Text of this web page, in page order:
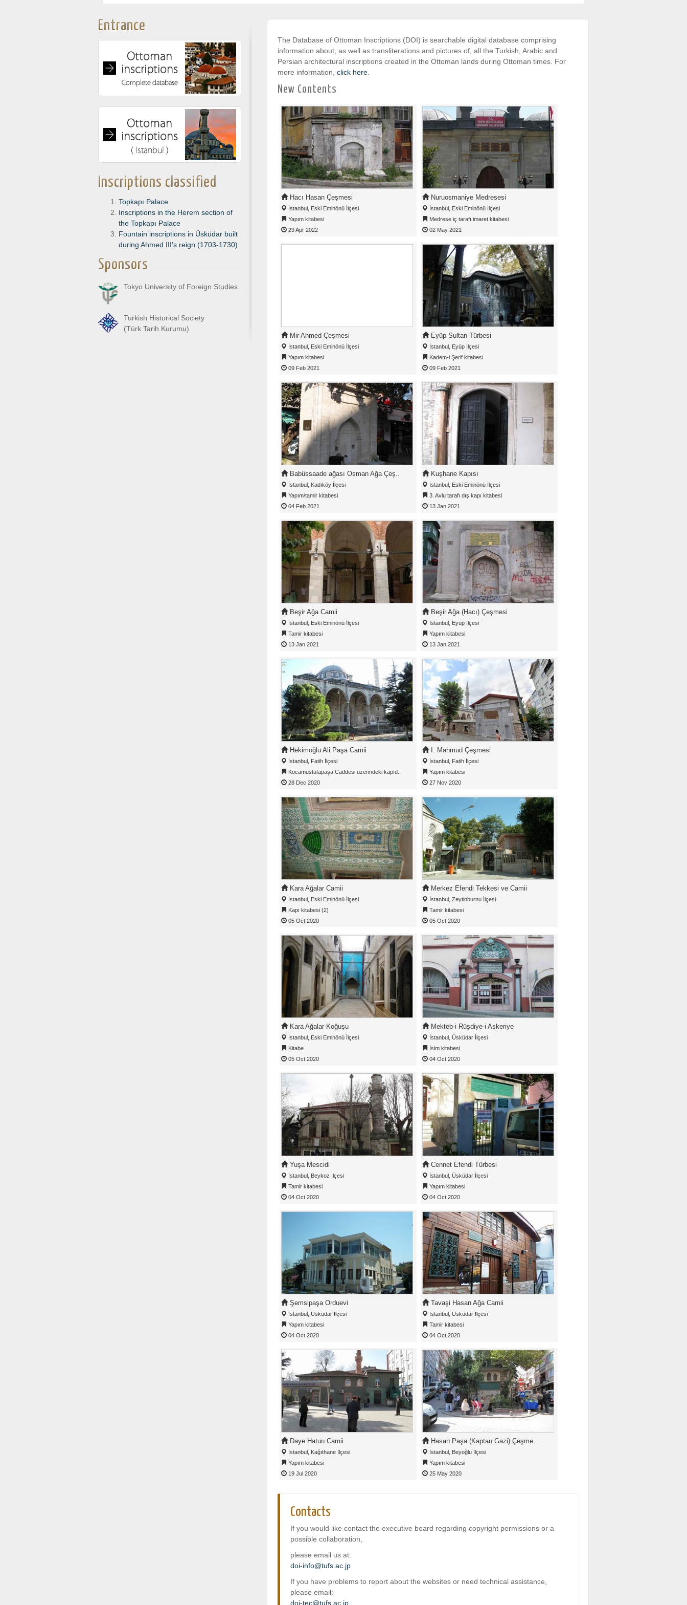
Entrance
Inscriptions classified
Topkapı Palace
Inscriptions in the Herem section of
the Topkapı Palace
Fountain inscriptions in Üsküdar built
during Ahmed III's reign (1703-1730)
Sponsors
Tokyo University of Foreign Studies
Turkish Historical Society
(Türk Tarih Kurumu)
The Database of Ottoman Inscriptions (DOI) is searchable digital database comprising
information about, as well as transliterations and pictures of, all the Turkish, Arabic and
Persian architectural inscriptions created in the Ottoman lands during Ottoman times. For
more information, click here
New Contents
Hacı Hasan Çeşmesi
İstanbul, Eski Eminönü İlçesi
Yapım kitabesi
29 Apr 2022
Nuruosmaniye Medresesi
İstanbul, Eski Eminönü İlçesi
Medrese iç tarafı imaret kitabesi
02 May 2021
Mir Ahmed Çeşmesi
İstanbul, Eski Eminönü İlçesi
Yapım kitabesi
09 Feb 2021
Eyüp Sultan Türbesi
İstanbul, Eyüp İlçesi
Kadem-i Şerif kitabesi
09 Feb 2021
Babüssaade ağası Osman Ağa Çeş..
İstanbul, Kadıköy İlçesi
Yapım/tamir kitabesi
04 Feb 2021
Kuşhane Kapısı
İstanbul, Eski Eminönü İlçesi
3. Avlu tarafı dış kapı kitabesi
13 Jan 2021
Beşir Ağa Camii
İstanbul, Eski Eminönü İlçesi
Tamir kitabesi
13 Jan 2021
Beşir Ağa (Hacı) Çeşmesi
İstanbul, Eyüp İlçesi
Yapım kitabesi
13 Jan 2021
Hekimoğlu Ali Paşa Camii
İstanbul, Fatih İlçesi
Kocamustafapaşa Caddesi üzerindeki kapıd..
28 Dec 2020
I. Mahmud Çeşmesi
İstanbul, Fatih İlçesi
Yapım kitabesi
27 Nov 2020
Kara Ağalar Camii
İstanbul, Eski Eminönü İlçesi
Kapı kitabesi (2)
05 Oct 2020
Merkez Efendi Tekkesi ve Camii
İstanbul, Zeytinburnu İlçesi
Tamir kitabesi
05 Oct 2020
Kara Ağalar Koğuşu
İstanbul, Eski Eminönü İlçesi
Kitabe
05 Oct 2020
Mekteb-i Rüşdiye-i Askeriye
İstanbul, Üsküdar İlçesi
İsim kitabesi
04 Oct 2020
Yuşa Mescidi
İstanbul, Beykoz İlçesi
Tamir kitabesi
04 Oct 2020
Cennet Efendi Türbesi
İstanbul, Üsküdar İlçesi
Yapım kitabesi
04 Oct 2020
Şemsipaşa Orduevi
İstanbul, Üsküdar İlçesi
Yapım kitabesi
04 Oct 2020
Tavaşi Hasan Ağa Camii
İstanbul, Üsküdar İlçesi
Tamir kitabesi
04 Oct 2020
Daye Hatun Camii
İstanbul, Kağıthane İlçesi
Yapım kitabesi
19 Jul 2020
Hasan Paşa (Kaptan Gazi) Çeşme..
İstanbul, Beyoğlu İlçesi
Yapım kitabesi
25 May 2020
Contacts
If you would like contact the executive board regarding copyright permissions or a
possible collaboration,
please email us at:
doi-info@tufs.ac.jp
If you have problems to report about the websites or need technical assistance,
please email:
doi-tec@tufs.ac.jp